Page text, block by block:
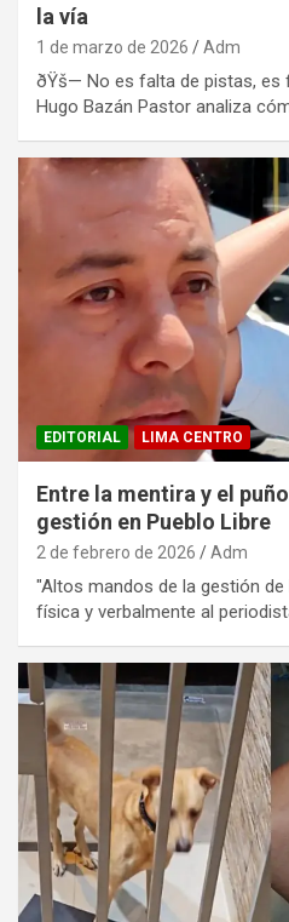
la vía
1 de marzo de 2026 Adm
ðŸš— No es falta de pistas, es
Hugo Bazán Pastor analiza
EDITORIAL LIMA CENTRO
Entre la mentira y el
gestión en Pueblo Libre
2 de febrero de 2026 Adm
"Altos mandos de la gestión
física y verbalmente al